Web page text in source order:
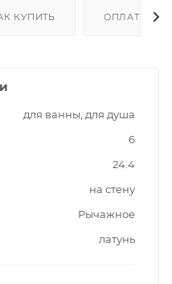
КУПИТЬ ОПЛАТА
для ванны, для душа
6
24.4
на стену
Рычажное
латунь